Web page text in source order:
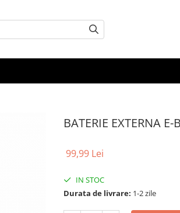
BATERIE EXTERNA
99,99 Lei
IN STOC
Durata de livrare: 1-2 zile